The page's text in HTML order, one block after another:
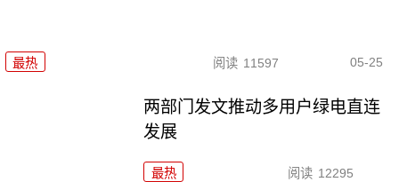
最热 阅读 11597 05-25
两部门发文推动多用户绿电直连
发展
最热 阅读 12295